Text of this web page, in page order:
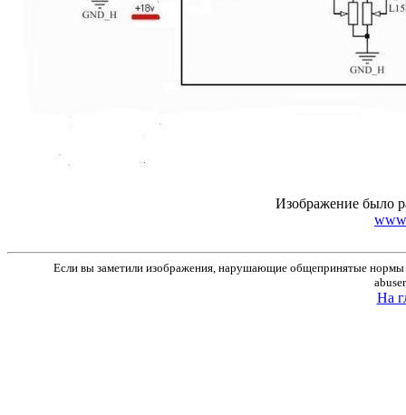
Изображение было
Если вы заметили изображения, нарушающие общепринятые нормы
На